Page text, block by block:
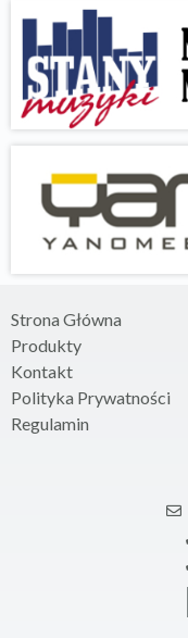
Strona Główna
Produkty
Kontakt
Polityka Prywatności
Regulamin